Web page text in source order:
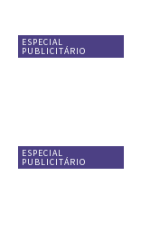
ESPECIAL
PUBLICITÁRIO
ESPECIAL
PUBLICITÁRIO